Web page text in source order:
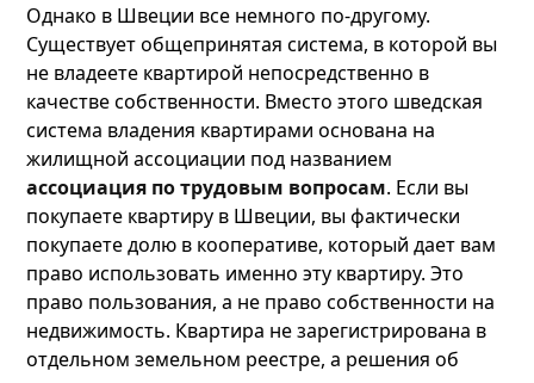
Однако в Швеции все немного по-другому.
Существует общепринятая система, в которой вы
не владеете квартирой непосредственно в
качестве собственности. Вместо этого шведская
система владения квартирами основана на
жилищной ассоциации под названием
ассоциация по трудовым вопросам. Если вы
покупаете квартиру в Швеции, вы фактически
покупаете долю в кооперативе, который дает вам
право использовать именно эту квартиру. Это
право пользования, а не право собственности на
недвижимость. Квартира не зарегистрирована в
отдельном земельном реестре, а решения об